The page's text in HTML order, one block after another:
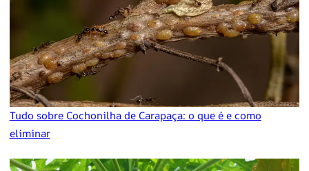
Tudo sobre Cochonilha de Carapaça: o que é e como
eliminar